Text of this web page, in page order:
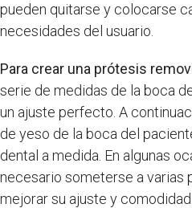
pueden quitarse y colocarse
necesidades del usuario.
Para crear una prótesis
serie de medidas de la boca
un ajuste perfecto. A
de yeso de la boca del
dental a medida. En algunas
necesario someterse a varias
mejorar su ajuste y comodidad.